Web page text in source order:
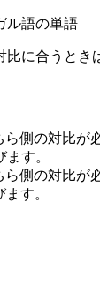
ル語の単語
に合うとき
ら側の対比が
ます。
ら側の対比が
す。